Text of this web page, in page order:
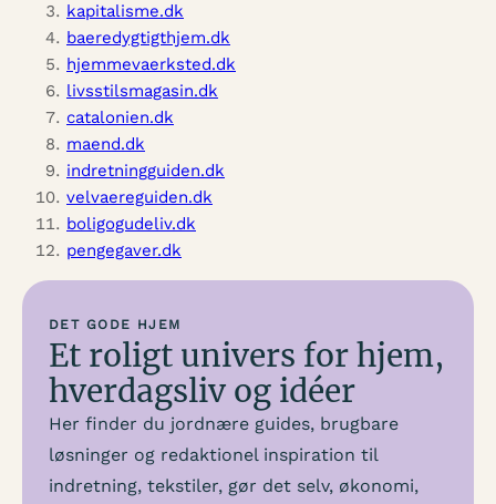
kapitalisme.dk
baeredygtigthjem.dk
hjemmevaerksted.dk
livsstilsmagasin.dk
catalonien.dk
maend.dk
indretningguiden.dk
velvaereguiden.dk
boligogudeliv.dk
pengegaver.dk
DET GODE HJEM
Et roligt univers for hjem,
hverdagsliv og idéer
Her finder du jordnære guides, brugbare
løsninger og redaktionel inspiration til
indretning, tekstiler, gør det selv, økonomi,